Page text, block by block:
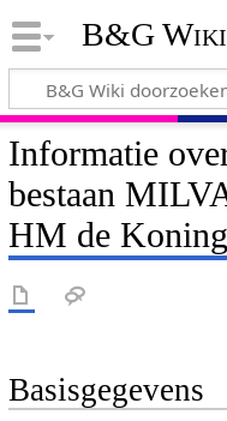
B&G Wiki
Informatie
bestaan
HM de
Basisgegevens